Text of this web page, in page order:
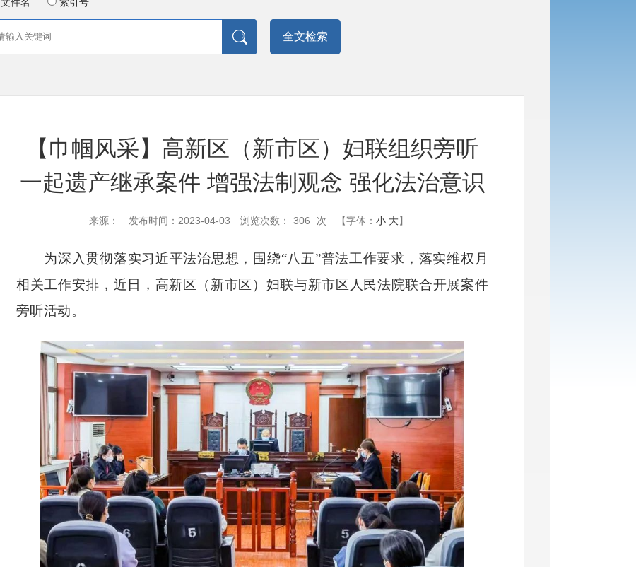
文件名 索引号
全文检索
【巾帼风采】高新区（新市区）妇联组织旁听
一起遗产继承案件 增强法制观念 强化法治意识
来源： 发布时间：2023-04-03 浏览次数： 306 次 【字体： 小 大】
为深入贯彻落实习近平法治思想，围绕“八五”普法工作要求，落实维权月
相关工作安排，近日，高新区（新市区）妇联与新市区人民法院联合开展案件
旁听活动。